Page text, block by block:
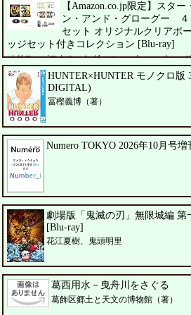
【Amazon.co.jp限定】スタ
ン・アンド・グローグー ４
セット オリジナルクリアポ
ッジセット付きコレクション [Blu-ray]
ペドロ・パスカル、シガーニー・ウィーバー、
HUNTER×HUNTER モノクロ版
DIGITAL)
冨樫義博（著）
Numero TOKYO 2026年10月号増
劇場版「鬼滅の刃」無限城編 第
[Blu-ray]
花江夏樹、鬼頭明里
葛西用水－曳舟川をさぐる
葛飾区郷土と天文の博物館（著）